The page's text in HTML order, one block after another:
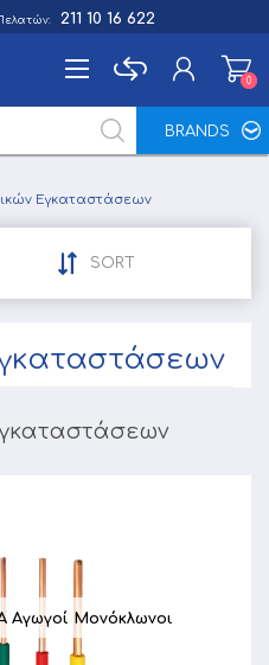
211 10 16 622
BRANDS
00
Εγκαταστάσεων
SORT
Αγωγoί Μονόκλωνοι